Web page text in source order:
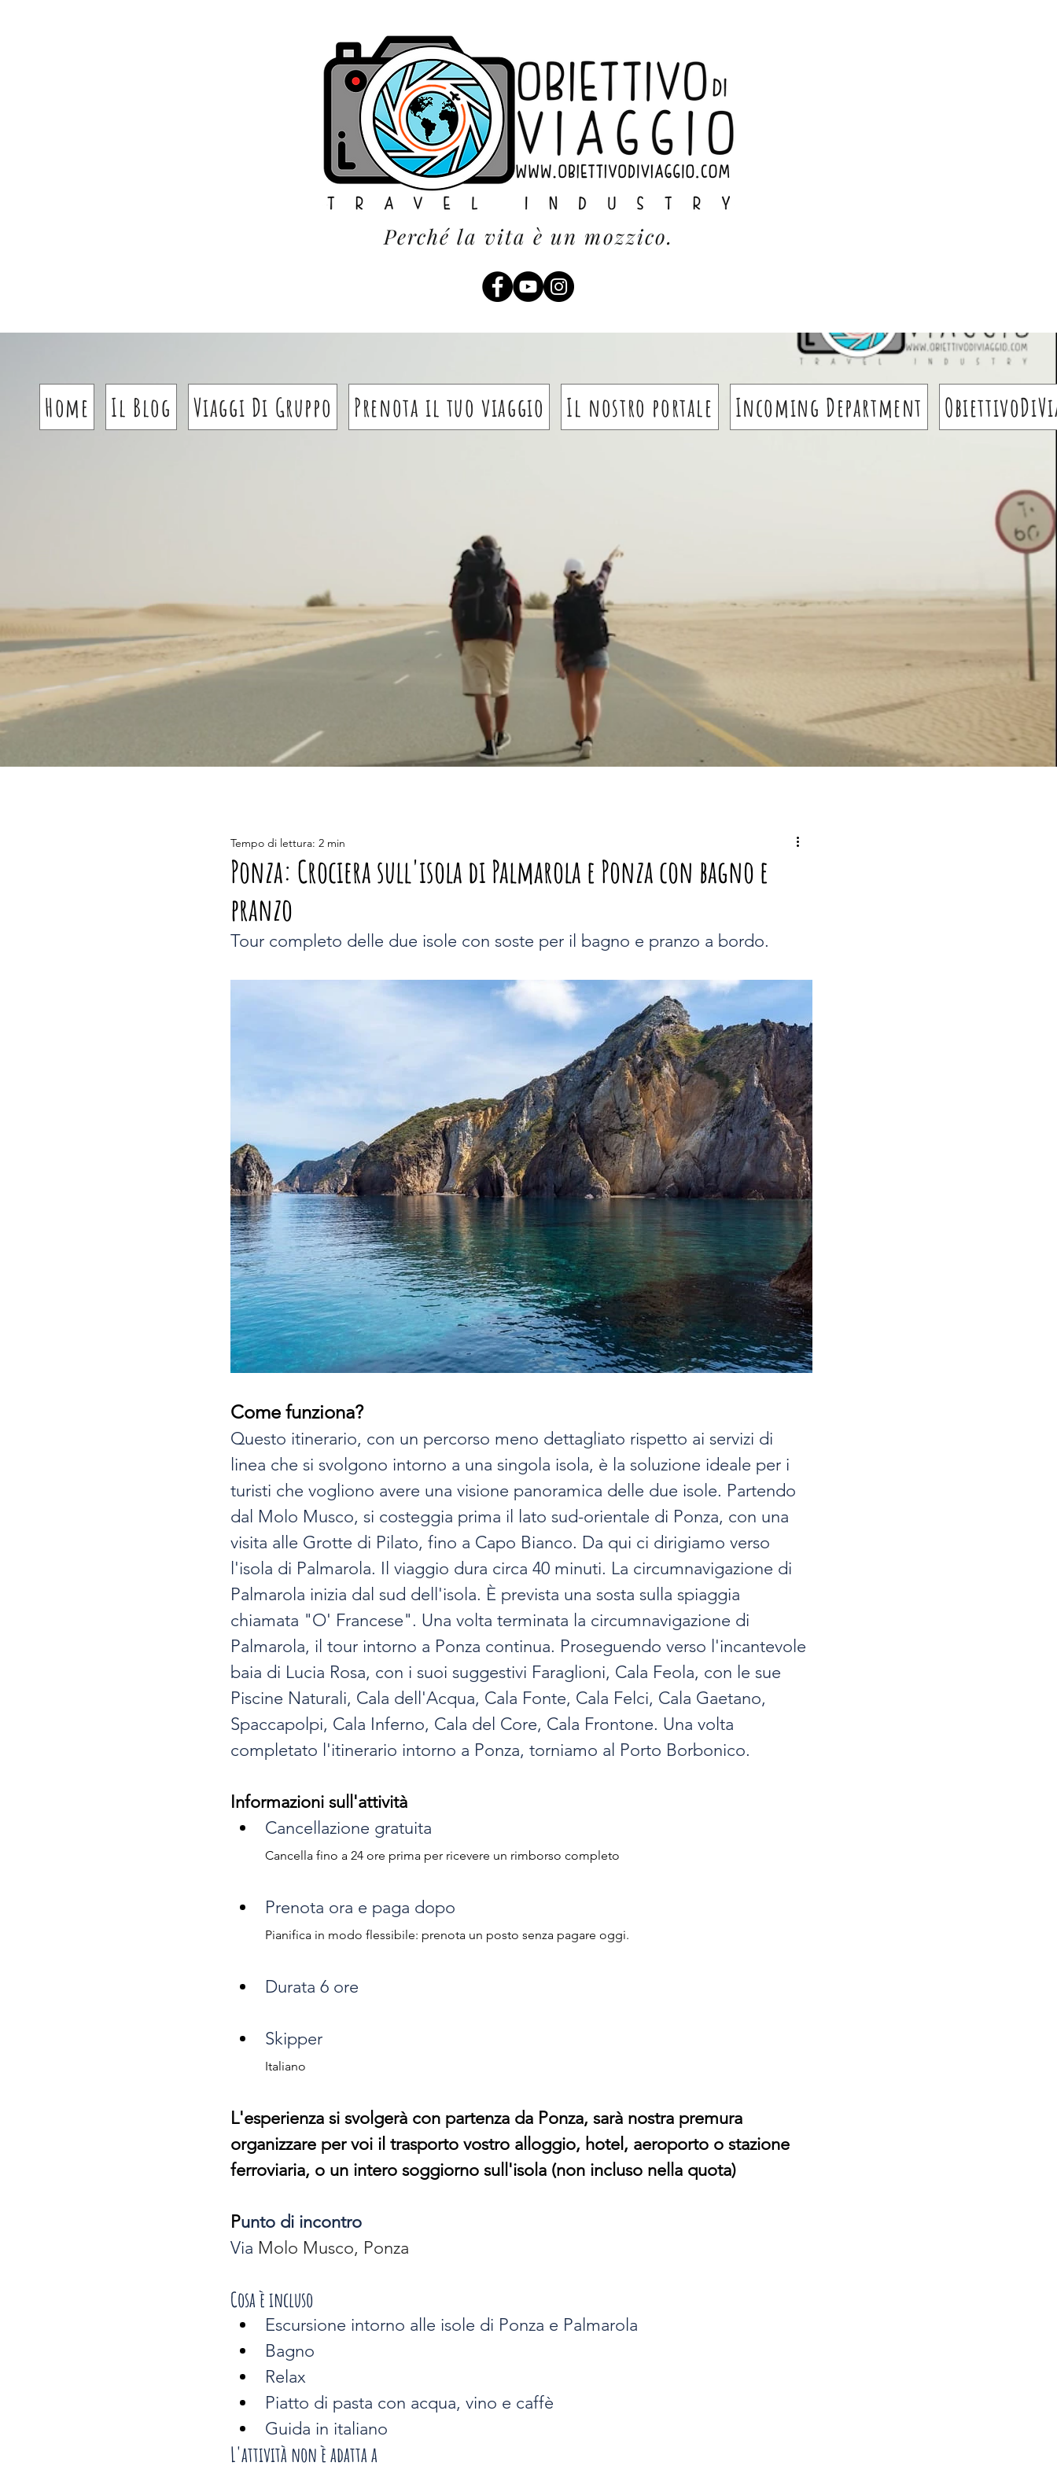
Perché la vita è un mozzico.
Home Il Blog Viaggi Di Gruppo Prenota il tuo viaggio Il nostro portale Incoming Department
Ponza: Crociera sull'isola di Palmarola e Ponza con bagno e
pranzo
Tempo di lettura: 2 min
Tour completo delle due isole con soste per il bagno e pranzo a bordo.
Come funziona?
Questo itinerario, con un percorso meno dettagliato rispetto ai servizi di
linea che si svolgono intorno a una singola isola, è la soluzione ideale per i
turisti che vogliono avere una visione panoramica delle due isole. Partendo
dal Molo Musco, si costeggia prima il lato sud-orientale di Ponza, con una
visita alle Grotte di Pilato, fino a Capo Bianco. Da qui ci dirigiamo verso
l'isola di Palmarola. Il viaggio dura circa 40 minuti. La circumnavigazione di
Palmarola inizia dal sud dell'isola. È prevista una sosta sulla spiaggia
chiamata "O' Francese". Una volta terminata la circumnavigazione di
Palmarola, il tour intorno a Ponza continua. Proseguendo verso l'incantevole
baia di Lucia Rosa, con i suoi suggestivi Faraglioni, Cala Feola, con le sue
Piscine Naturali, Cala dell'Acqua, Cala Fonte, Cala Felci, Cala Gaetano,
Spaccapolpi, Cala Inferno, Cala del Core, Cala Frontone. Una volta
completato l'itinerario intorno a Ponza, torniamo al Porto Borbonico.
Informazioni sull'attività
Cancellazione gratuita
Cancella fino a 24 ore prima per ricevere un rimborso completo
Prenota ora e paga dopo
Pianifica in modo flessibile: prenota un posto senza pagare oggi.
Durata 6 ore
Skipper
Italiano
L'esperienza si svolgerà con partenza da Ponza, sarà nostra premura
organizzare per voi il trasporto vostro alloggio, hotel, aeroporto o stazione
ferroviaria, o un intero soggiorno sull'isola (non incluso nella quota)
Punto di incontro
Via Molo Musco, Ponza
Cosa è incluso
Escursione intorno alle isole di Ponza e Palmarola
Bagno
Relax
Piatto di pasta con acqua, vino e caffè
Guida in italiano
L'attività non è adatta a